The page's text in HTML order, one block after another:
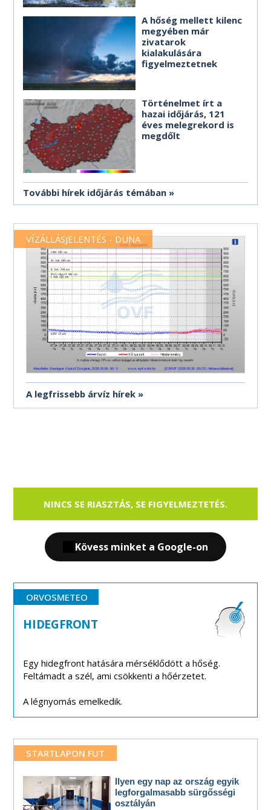
A hőség mellett kilenc
megyében már
zivatarok
kialakulására
figyelmeztetnek
Történelmet írt a
hazai időjárás, 121
éves melegrekord is
megdőlt
További hírek időjárás témában
VÍZÁLLÁSJELENTÉS - DUNA
A legfrissebb árvíz hírek
NINCS SE RIASZTÁS, SE FIGYELMEZTETÉS.
Kövess minket a Google-on
ORVOSMETEO
HIDEGFRONT
Egy hidegfront hatására mérséklődött a hőség.
Feltámadt a szél, ami csökkenti a hőérzetet.
A légnyomás emelkedik.
STARTLAPON FUT
Ilyen egy nap az ország egyik
legforgalmasabb sürgősségi
osztályán